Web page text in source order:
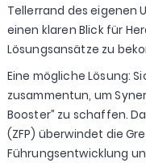
Tellerrand des eigenen
einen klaren Blick für
Lösungsansätze zu
Eine mögliche Lösung:
zusammentun, um
Booster” zu schaffen.
(ZFP) überwindet die
Führungsentwicklung